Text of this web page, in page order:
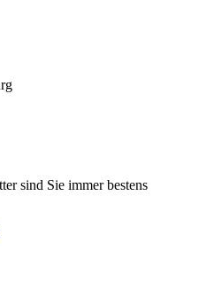
sind Sie immer bestens